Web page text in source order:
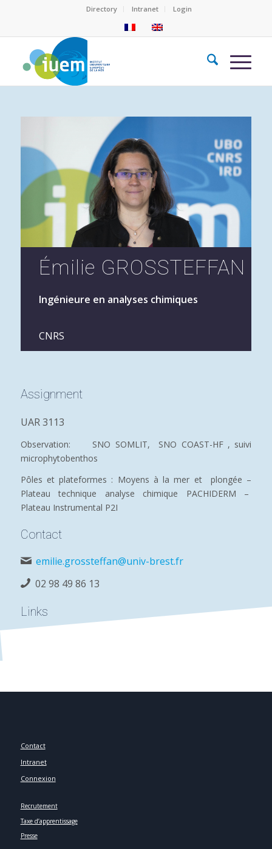
Directory Intranet Login
Émilie GROSSTEFFAN
Ingénieure en analyses chimiques
CNRS
Assignment
UAR 3113
Observation: SNO SOMLIT, SNO COAST-HF , suivi
microphytobenthos
Pôles et plateformes : Moyens à la mer et plongée –
Plateau technique analyse chimique PACHIDERM –
Plateau Instrumental P2I
Contact
emilie.grossteffan@univ-brest.fr
02 98 49 86 13
Links
Contact
Intranet
Connexion
Recrutement
Taxe d’apprentissage
Presse